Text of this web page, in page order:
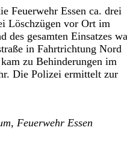
Feuerwehr Essen ca. drei
Löschzügen vor Ort im
des gesamten Einsatzes
in Fahrtrichtung Nord
zu Behinderungen im
Die Polizei ermittelt zur
Feuerwehr Essen